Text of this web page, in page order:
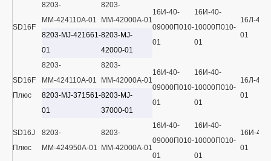
SD16F
8203-
ММ-424110А-01
8203-
ММ-42000А-01
16И-40-
09000П010-
01
16И-40-
10000П010-
01
16Л-
01
8203-MJ-421661-
01
8203-MJ-
42000-01
SD16F
Плюс
8203-
ММ-424110А-01
8203-
ММ-42000А-01
16И-40-
09000П010-
01
16И-40-
10000П010-
01
16Л-
01
8203-MJ-371561-
01
8203-MJ-
37000-01
SD16J
Плюс
8203-
ММ-424950А-01
8203-
ММ-42000А-01
16И-40-
09000П010-
01
16И-40-
10000П010-
01
16И-40-
01